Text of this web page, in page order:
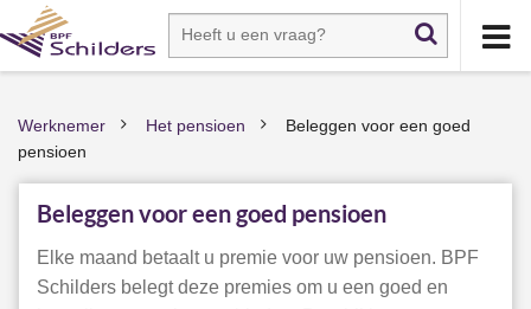
Werknemer
Het pensioen
Beleggen voor een goed
pensioen
Beleggen voor een goed pensioen
Elke maand betaalt u premie voor uw pensioen. BPF
Schilders belegt deze premies om u een goed en